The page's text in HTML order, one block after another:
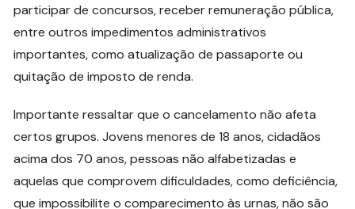
participar de concursos, receber remuneração pública,
entre outros impedimentos administrativos
importantes, como atualização de passaporte ou
quitação de imposto de renda.
Importante ressaltar que o cancelamento não afeta
certos grupos. Jovens menores de 18 anos, cidadãos
acima dos 70 anos, pessoas não alfabetizadas e
aquelas que comprovem dificuldades, como deficiência,
que impossibilite o comparecimento às urnas, não são